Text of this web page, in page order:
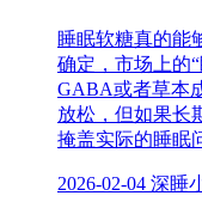
睡眠软糖真的能
确定，市场上的
GABA或者草本
放松，但如果长
掩盖实际的睡眠
2026-02-04 深睡